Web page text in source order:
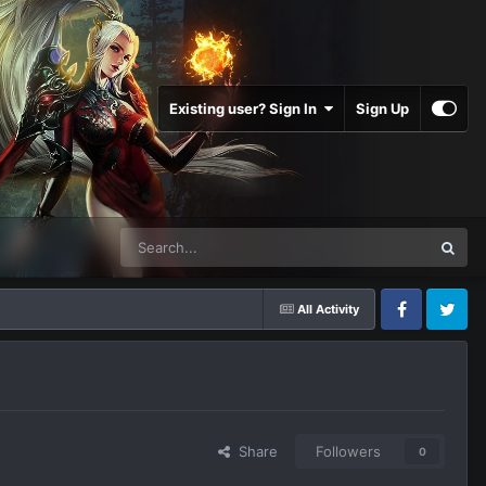
Existing user? Sign In Sign Up
All Activity
FacebookTwitter
Share Followers 0